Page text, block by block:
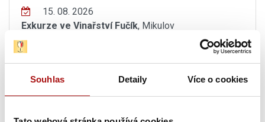
Souhlas Detaily Více o cookies
15. 08. 2026
Exkurze ve Vinařství Fučík, Mikulov
15. 08. 2026